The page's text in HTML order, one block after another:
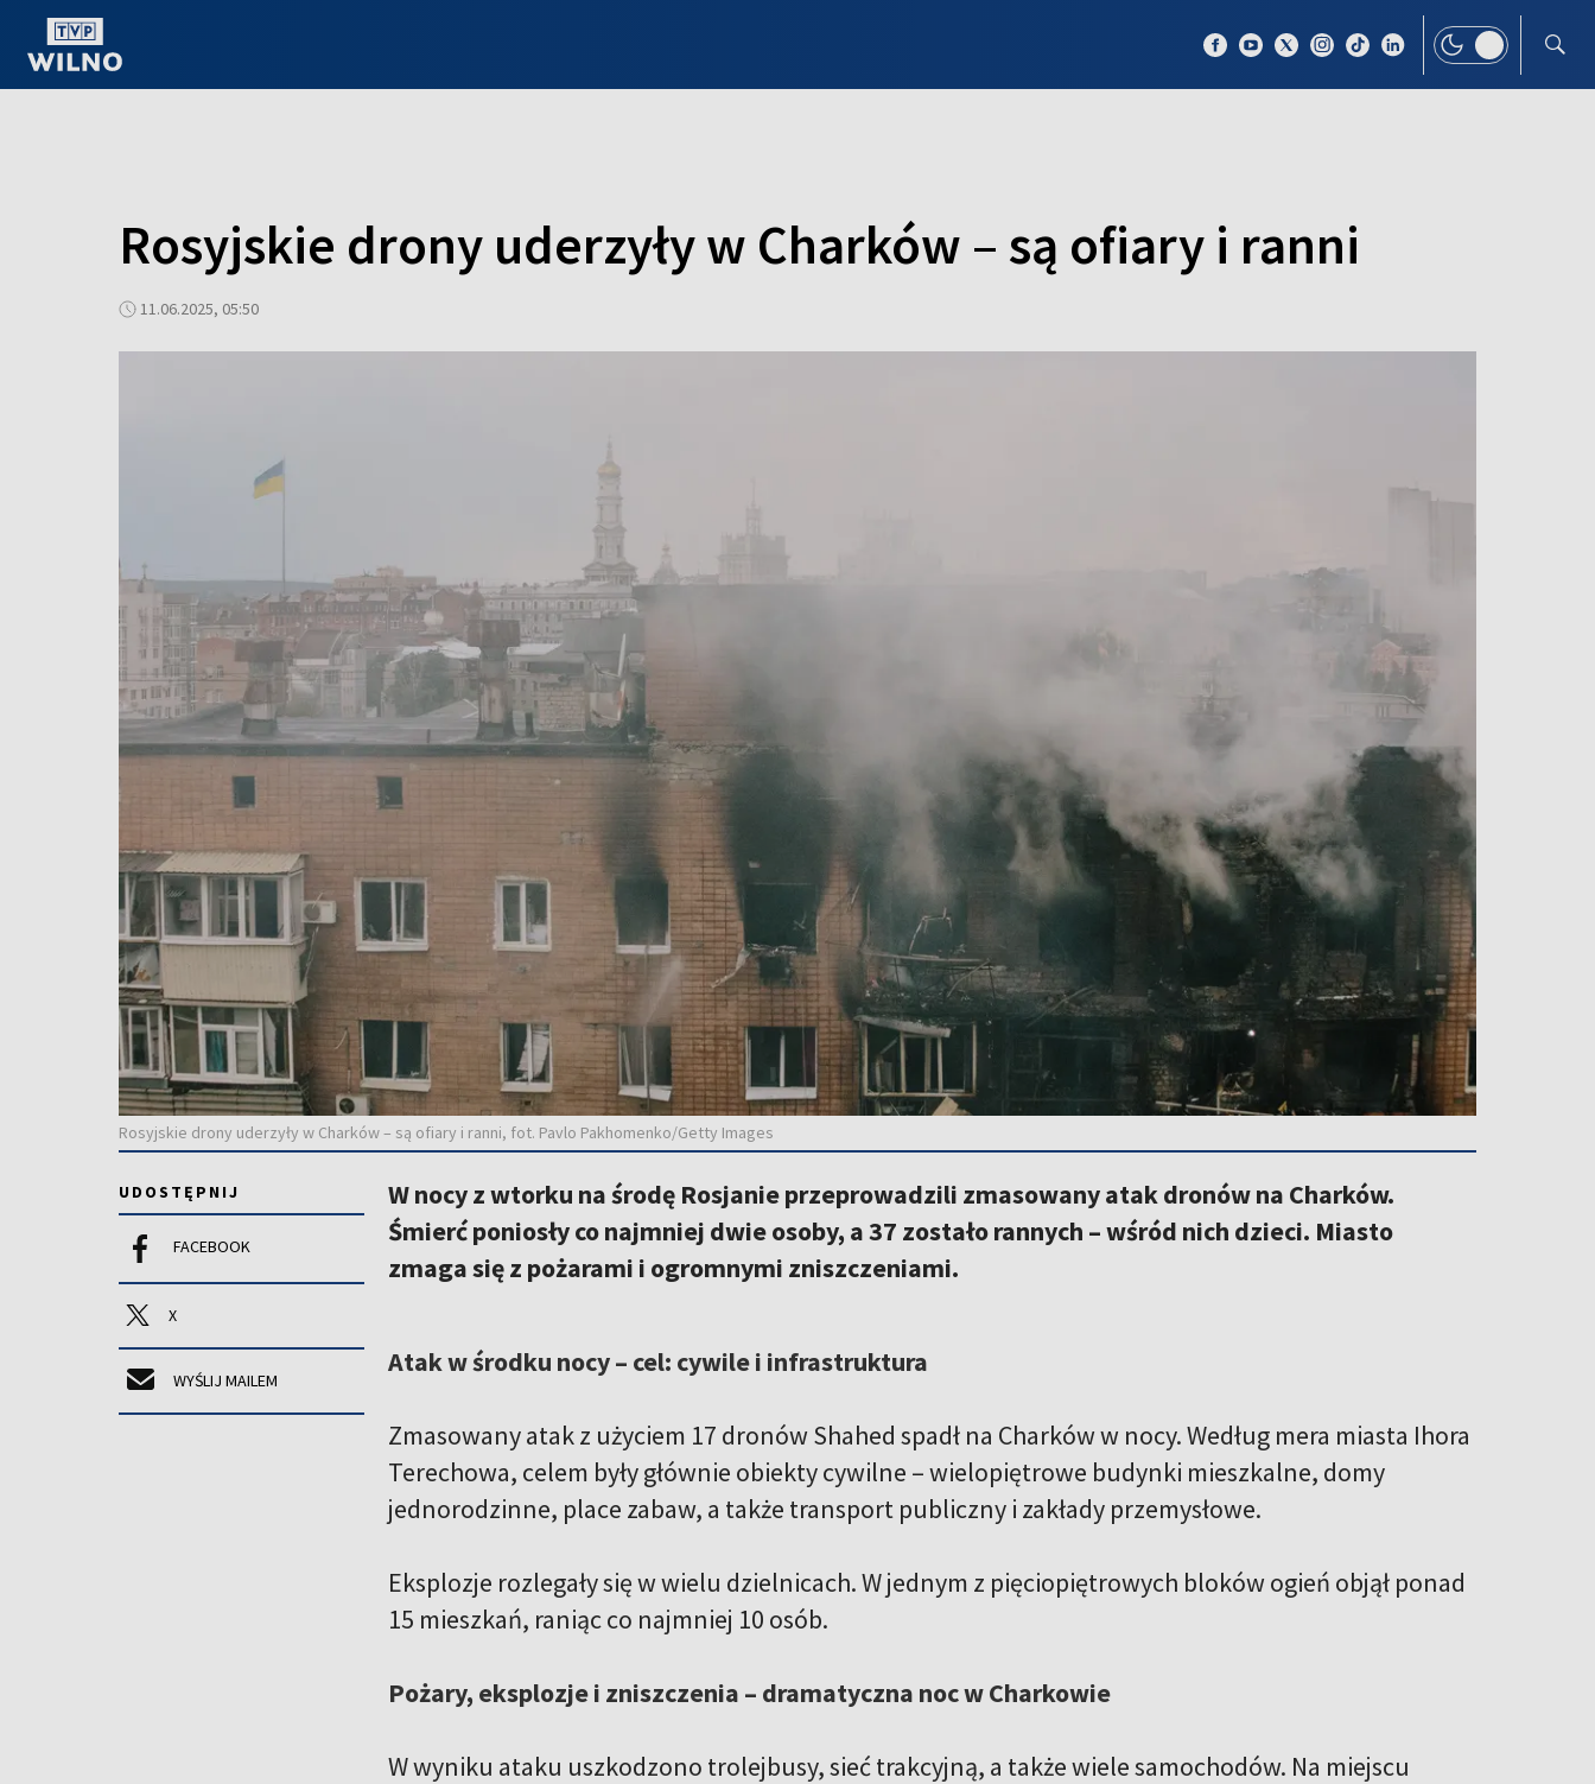
Rosyjskie drony uderzyły w Charków – są ofiary i ranni
11.06.2025, 05:50
Rosyjskie drony uderzyły w Charków – są ofiary i ranni, fot. Pavlo Pakhomenko/Getty Images
UDOSTĘPNIJ
FACEBOOK
X
WYŚLIJ MAILEM
W nocy z wtorku na środę Rosjanie przeprowadzili zmasowany atak dronów na Charków.
Śmierć poniosły co najmniej dwie osoby, a 37 zostało rannych – wśród nich dzieci. Miasto
zmaga się z pożarami i ogromnymi zniszczeniami.
Atak w środku nocy – cel: cywile i infrastruktura
Zmasowany atak z użyciem 17 dronów Shahed spadł na Charków w nocy. Według mera miasta Ihora
Terechowa, celem były głównie obiekty cywilne – wielopiętrowe budynki mieszkalne, domy
jednorodzinne, place zabaw, a także transport publiczny i zakłady przemysłowe.
Eksplozje rozlegały się w wielu dzielnicach. W jednym z pięciopiętrowych bloków ogień objął ponad
15 mieszkań, raniąc co najmniej 10 osób.
Pożary, eksplozje i zniszczenia – dramatyczna noc w Charkowie
W wyniku ataku uszkodzono trolejbusy, sieć trakcyjną, a także wiele samochodów. Na miejscu